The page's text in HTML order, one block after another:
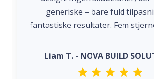
generiske – bare fuld
fantastiske resultater. Fem
Liam T. - NOVA BUILD